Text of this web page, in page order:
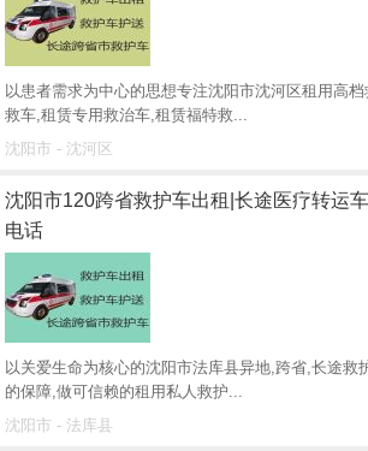
以患者需求为中心的思想专注沈阳市沈河区租用高
救车,租赁专用救治车,租赁福特救...
沈阳市 - 沈河区
沈阳市120跨省救护车出租|长途医疗转运
电话
以关爱生命为核心的沈阳市法库县异地,跨省,长途救
的保障,做可信赖的租用私人救护...
沈阳市 - 法库县